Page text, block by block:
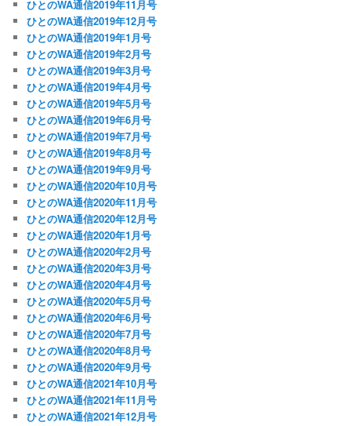
ひとのWA通信2019年11月号
ひとのWA通信2019年12月号
ひとのWA通信2019年1月号
ひとのWA通信2019年2月号
ひとのWA通信2019年3月号
ひとのWA通信2019年4月号
ひとのWA通信2019年5月号
ひとのWA通信2019年6月号
ひとのWA通信2019年7月号
ひとのWA通信2019年8月号
ひとのWA通信2019年9月号
ひとのWA通信2020年10月号
ひとのWA通信2020年11月号
ひとのWA通信2020年12月号
ひとのWA通信2020年1月号
ひとのWA通信2020年2月号
ひとのWA通信2020年3月号
ひとのWA通信2020年4月号
ひとのWA通信2020年5月号
ひとのWA通信2020年6月号
ひとのWA通信2020年7月号
ひとのWA通信2020年8月号
ひとのWA通信2020年9月号
ひとのWA通信2021年10月号
ひとのWA通信2021年11月号
ひとのWA通信2021年12月号